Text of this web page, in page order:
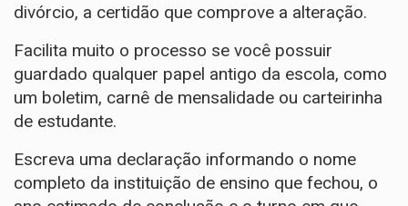
divórcio, a certidão que comprove a alteração.
Facilita muito o processo se você possuir
guardado qualquer papel antigo da escola, como
um boletim, carnê de mensalidade ou carteirinha
de estudante.
Escreva uma declaração informando o nome
completo da instituição de ensino que fechou, o